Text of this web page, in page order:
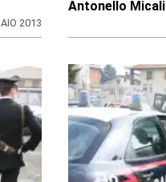
2013
Antonello Micali